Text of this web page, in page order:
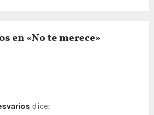
en «No te merece»
dice: